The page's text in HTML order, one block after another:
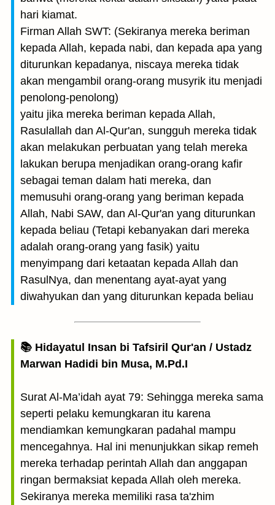
hari kiamat.
Firman Allah SWT: (Sekiranya mereka beriman
kepada Allah, kepada nabi, dan kepada apa yang
diturunkan kepadanya, niscaya mereka tidak
akan mengambil orang-orang musyrik itu menjadi
penolong-penolong)
yaitu jika mereka beriman kepada Allah,
Rasulallah dan Al-Qur'an, sungguh mereka tidak
akan melakukan perbuatan yang telah mereka
lakukan berupa menjadikan orang-orang kafir
sebagai teman dalam hati mereka, dan
memusuhi orang-orang yang beriman kepada
Allah, Nabi SAW, dan Al-Qur'an yang diturunkan
kepada beliau (Tetapi kebanyakan dari mereka
adalah orang-orang yang fasik) yaitu
menyimpang dari ketaatan kepada Allah dan
RasulNya, dan menentang ayat-ayat yang
diwahyukan dan yang diturunkan kepada beliau
📚 Hidayatul Insan bi Tafsiril Qur'an / Ustadz
Marwan Hadidi bin Musa, M.Pd.I
Surat Al-Ma’idah ayat 79: Sehingga mereka sama
seperti pelaku kemungkaran itu karena
mendiamkan kemungkaran padahal mampu
mencegahnya. Hal ini menunjukkan sikap remeh
mereka terhadap perintah Allah dan anggapan
ringan bermaksiat kepada Allah oleh mereka.
Sekiranya mereka memiliki rasa ta'zhim